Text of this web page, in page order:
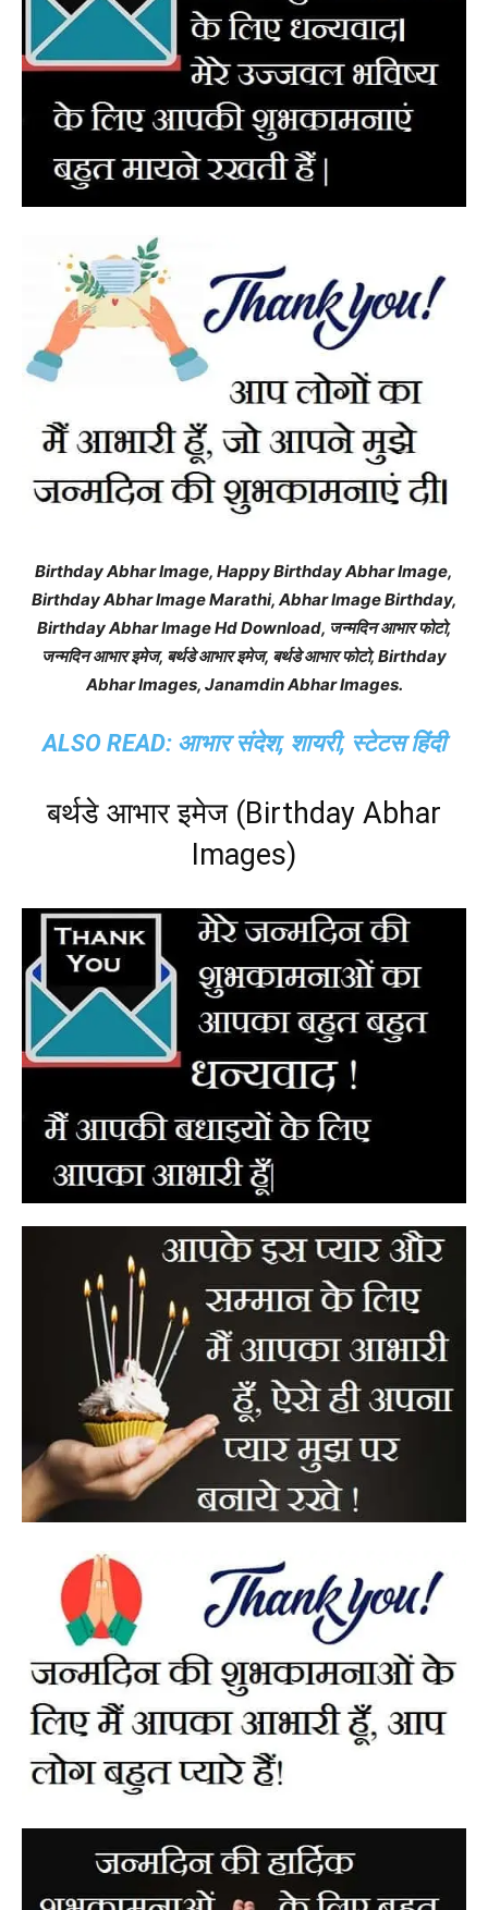
Birthday Abhar Image, Happy Birthday Abhar Image,
Birthday Abhar Image Marathi, Abhar Image Birthday,
Birthday Abhar Image Hd Download, जन्मदिन आभार फोटो,
जन्मदिन आभार इमेज, बर्थडे आभार इमेज, बर्थडे आभार फोटो, Birthday
Abhar Images, Janamdin Abhar Images.
ALSO READ: आभार संदेश, शायरी, स्टेटस हिंदी
बर्थडे आभार इमेज (Birthday Abhar
Images)